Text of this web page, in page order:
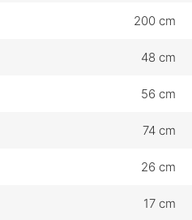
200 cm
48 cm
56 cm
74 cm
26 cm
17 cm